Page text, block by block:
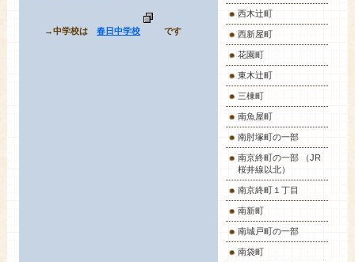
→中学校は 春日中学校 です
西木辻町
西新屋町
花園町
東木辻町
三棟町
南魚屋町
南肘塚町の一部
南京終町の一部 （JR
桜井線以北）
南京終町１丁目
南新町
南城戸町の一部
南袋町